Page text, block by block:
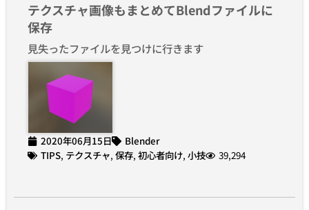
テクスチャ画像もまとめてBlendファイルに
保存
見失ったファイルを見つけに行きます
2020年06月15日
Blender
TIPS, テクスチャ, 保存, 初心者向け, 小技 39,294